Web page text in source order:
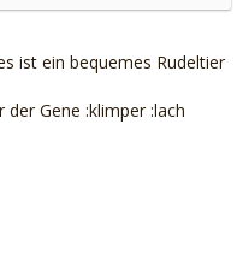
ist ein bequemes Rudeltier
Gene :klimper :lach